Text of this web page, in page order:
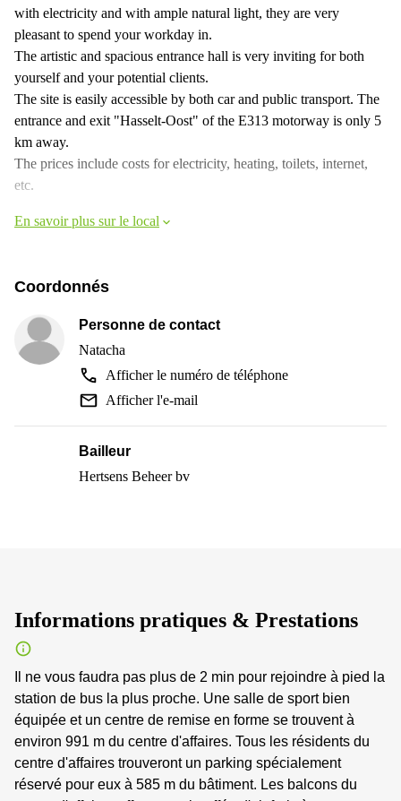
with electricity and with ample natural light, they are very
pleasant to spend your workday in.
The artistic and spacious entrance hall is very inviting for both
yourself and your potential clients.
The site is easily accessible by both car and public transport. The
entrance and exit "Hasselt-Oost" of the E313 motorway is only 5
km away.
The prices include costs for electricity, heating, toilets, internet,
etc.
En savoir plus sur le local
Coordonnés
Personne de contact
Natacha
Afficher le numéro de téléphone
Afficher l'e-mail
Bailleur
Hertsens Beheer bv
Informations pratiques & Prestations
Il ne vous faudra pas plus de 2 min pour rejoindre à pied la
station de bus la plus proche. Une salle de sport bien
équipée et un centre de remise en forme se trouvent à
environ 991 m du centre d'affaires. Tous les résidents du
centre d'affaires trouveront un parking spécialement
réservé pour eux à 585 m du bâtiment. Les balcons du